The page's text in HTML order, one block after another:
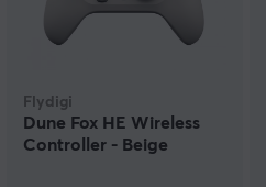
Flydigi
Dune Fox HE Wireless
Controller - Beige